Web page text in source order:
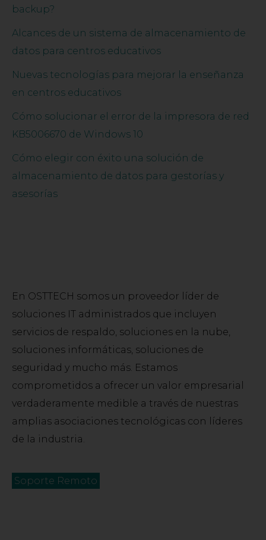
backup?
Alcances de un sistema de almacenamiento de
datos para centros educativos
Nuevas tecnologías para mejorar la enseñanza
en centros educativos
Cómo solucionar el error de la impresora de red
KB5006670 de Windows 10
Cómo elegir con éxito una solución de
almacenamiento de datos para gestorías y
asesorías
En OSTTECH somos un proveedor líder de
soluciones IT administrados que incluyen
servicios de respaldo, soluciones en la nube,
soluciones informáticas, soluciones de
seguridad y mucho más. Estamos
comprometidos a ofrecer un valor empresarial
verdaderamente medible a través de nuestras
amplias asociaciones tecnológicas con líderes
de la industria.
Soporte Remoto